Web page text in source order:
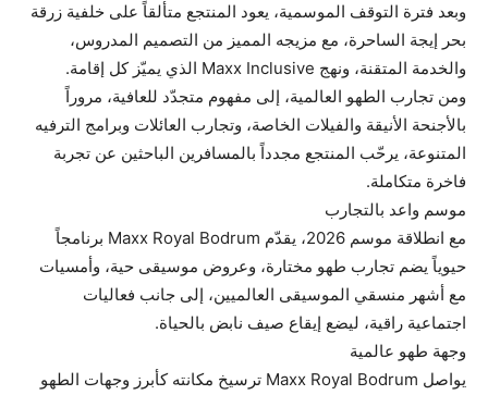
وبعد فترة التوقف الموسمية، يعود المنتجع متألقاً على خلفية زرقة
بحر إيجة الساحرة، مع مزيجه المميز من التصميم المدروس،
والخدمة المتقنة، ونهج Maxx Inclusive الذي يميّز كل إقامة.
ومن تجارب الطهو العالمية، إلى مفهوم متجدّد للعافية، مروراً
بالأجنحة الأنيقة والفيلات الخاصة، وتجارب العائلات وبرامج الترفيه
المتنوعة، يرحّب المنتجع مجدداً بالمسافرين الباحثين عن تجربة
فاخرة متكاملة.
موسم واعد بالتجارب
مع انطلاقة موسم 2026، يقدّم Maxx Royal Bodrum برنامجاً
حيوياً يضم تجارب طهو مختارة، وعروض موسيقى حية، وأمسيات
مع أشهر منسقي الموسيقى العالميين، إلى جانب فعاليات
اجتماعية راقية، ليضع إيقاع صيف نابض بالحياة.
وجهة طهو عالمية
يواصل Maxx Royal Bodrum ترسيخ مكانته كأبرز وجهات الطهو